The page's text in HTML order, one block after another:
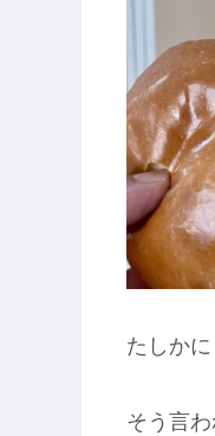
たしかに
そう言